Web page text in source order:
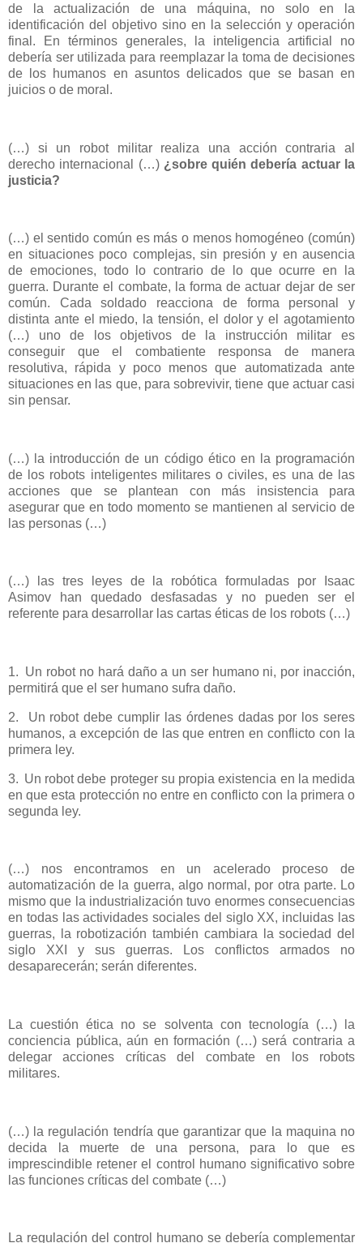
de la actualización de una máquina, no solo en la
identificación del objetivo sino en la selección y operación
final. En términos generales, la inteligencia artificial no
debería ser utilizada para reemplazar la toma de decisiones
de los humanos en asuntos delicados que se basan en
juicios o de moral.
(…) si un robot militar realiza una acción contraria al
derecho internacional (…) ¿sobre quién debería actuar la
justicia?
(…) el sentido común es más o menos homogéneo (común)
en situaciones poco complejas, sin presión y en ausencia
de emociones, todo lo contrario de lo que ocurre en la
guerra. Durante el combate, la forma de actuar dejar de ser
común. Cada soldado reacciona de forma personal y
distinta ante el miedo, la tensión, el dolor y el agotamiento
(…) uno de los objetivos de la instrucción militar es
conseguir que el combatiente responsa de manera
resolutiva, rápida y poco menos que automatizada ante
situaciones en las que, para sobrevivir, tiene que actuar casi
sin pensar.
(…) la introducción de un código ético en la programación
de los robots inteligentes militares o civiles, es una de las
acciones que se plantean con más insistencia para
asegurar que en todo momento se mantienen al servicio de
las personas (…)
(…) las tres leyes de la robótica formuladas por Isaac
Asimov han quedado desfasadas y no pueden ser el
referente para desarrollar las cartas éticas de los robots (…)
1. Un robot no hará daño a un ser humano ni, por inacción,
permitirá que el ser humano sufra daño.
2.
Un robot debe cumplir las órdenes dadas por los seres
humanos, a excepción de las que entren en conflicto con la
primera ley.
3. Un robot debe proteger su propia existencia en la medida
en que esta protección no entre en conflicto con la primera o
segunda ley.
(…) nos encontramos en un acelerado proceso de
automatización de la guerra, algo normal, por otra parte. Lo
mismo que la industrialización tuvo enormes consecuencias
en todas las actividades sociales del siglo XX, incluidas las
guerras, la robotización también cambiara la sociedad del
siglo XXI y sus guerras. Los conflictos armados no
desaparecerán; serán diferentes.
La cuestión ética no se solventa con tecnología (…) la
conciencia pública, aún en formación (…) será contraria a
delegar acciones críticas del combate en los robots
militares.
(…) la regulación tendría que garantizar que la maquina no
decida la muerte de una persona, para lo que es
imprescindible retener el control humano significativo sobre
las funciones críticas del combate (…)
La regulación del control humano se debería complementar